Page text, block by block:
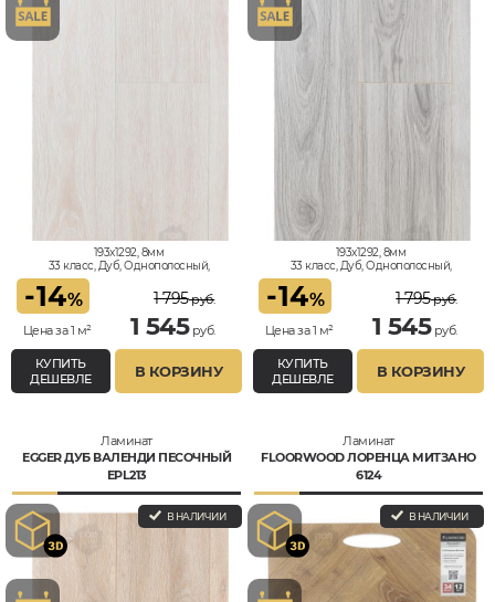
193x1292, 8мм
33 класс, Дуб, Однополосный,
-14%
Цена за 1 м²
1 795руб.
1 545руб.
КУПИТЬ
ДЕШЕВЛЕ
В КОРЗИНУ
193x1292, 8мм
33 класс, Дуб, Однополосный,
-14%
Цена за 1 м²
1 795руб.
1 545руб.
КУПИТЬ
ДЕШЕВЛЕ
В КОРЗИНУ
Ламинат
EGGER ДУБ ВАЛЕНДИ ПЕСОЧНЫЙ
EPL213
В НАЛИЧИИ
Ламинат
FLOORWOOD ЛОРЕНЦА МИТЗАНО
6124
В НАЛИЧИИ